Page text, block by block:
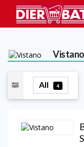
Vistano
All 4